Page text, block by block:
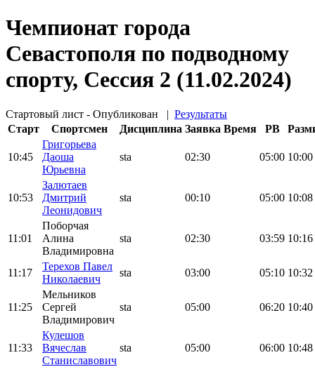
Чемпионат города
Севастополя по подводному
спорту, Сессия 2 (11.02.2024)
Стартовый лист - Опубликован | Результаты
Старт
Спортсмен Дисциплина Заявка Время PB
10:45
Григорьева
Даоша
Юрьевна
sta 02:30 05:00 10:00
10:53
Залютаев
Дмитрий
Леонидович
sta 00:10 05:00 10:08
11:01
Поборчая
Алина
Владимировна
sta 02:30 03:59 10:16
11:17
Терехов Павел
Николаевич
sta 03:00 05:10 10:32
11:25
Мельников
Сергей
Владимирович
sta 05:00 06:20 10:40
11:33
Кулешов
Вячеслав
Станиславович
sta 05:00 06:00 10:48